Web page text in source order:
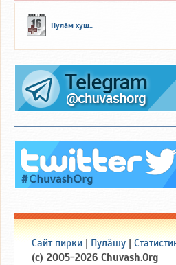
Пулӑм хуш...
Сайт пирки | Пулӑшу |
(c) 2005-2026 Chuvash.Org